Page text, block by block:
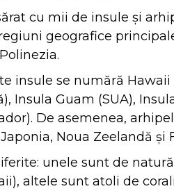
cu mii de insule și
geografice
insule se numără Hawaii
Insula Guam (SUA),
De asemenea,
Noua Zeelandă și
unele sunt de natură
altele sunt atoli de